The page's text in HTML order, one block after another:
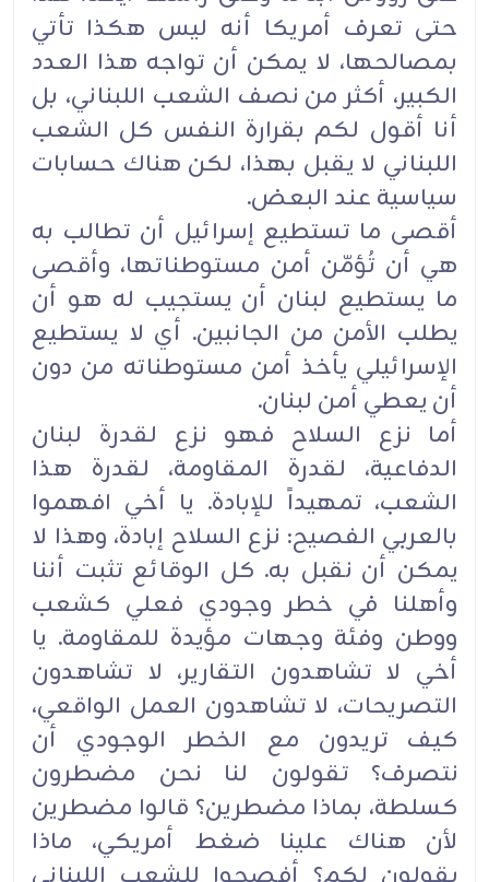
حتى تعرف أمريكا أنه ليس هكذا تأتي
بمصالحها، لا يمكن أن تواجه هذا العدد
الكبير، أكثر من نصف الشعب اللبناني، بل
أنا أقول لكم بقرارة النفس كل الشعب
اللبناني لا يقبل بهذا، لكن هناك حسابات
سياسية عند البعض.
أقصى ما تستطيع إسرائيل أن تطالب به
هي أن تُؤمّن أمن مستوطناتها، وأقصى
ما يستطيع لبنان أن يستجيب له هو أن
يطلب الأمن من الجانبين. أي لا يستطيع
الإسرائيلي يأخذ أمن مستوطناته من دون
أن يعطي أمن لبنان.
أما نزع السلاح فهو نزع لقدرة لبنان
الدفاعية، لقدرة المقاومة، لقدرة هذا
الشعب، تمهيداً للإبادة. يا أخي افهموا
بالعربي الفصيح: نزع السلاح إبادة، وهذا لا
يمكن أن نقبل به. كل الوقائع تثبت أننا
وأهلنا في خطر وجودي فعلي كشعب
ووطن وفئة وجهات مؤيدة للمقاومة. يا
أخي لا تشاهدون التقارير، لا تشاهدون
التصريحات، لا تشاهدون العمل الواقعي،
كيف تريدون مع الخطر الوجودي أن
نتصرف؟ تقولون لنا نحن مضطرون
كسلطة، بماذا مضطرين؟ قالوا مضطرين
لأن هناك علينا ضغط أمريكي، ماذا